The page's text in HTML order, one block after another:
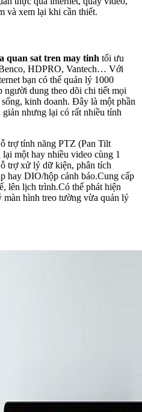
và xem lại khi cần thiết.
quan sat tren may tinh tối ưu
Benco, HDPRO, Vantech… Với
bạn có thể quản lý 1000
người dung theo dõi chi tiết mọi
kinh doanh. Đây là một phần
nhưng lại có rất nhiều tính
trợ tính năng PTZ (Pan Tilt
một hay nhiều video cùng 1
trợ xử lý dữ kiện, phân tích
hay DIO/hộp cảnh báo.Cung cấp
lên lịch trình.Có thể phát hiện
hình treo tường vừa quản lý